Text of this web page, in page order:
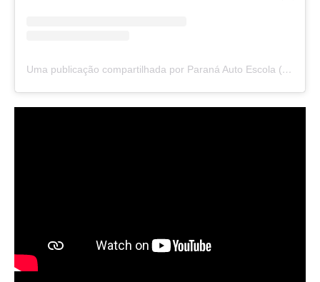
Uma publicação compartilhada por Paraná Auto Escola (@cfcparana)